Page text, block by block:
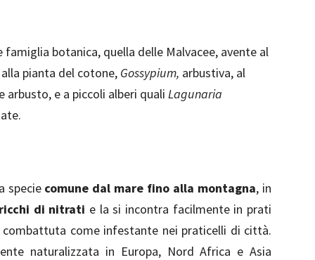
botanica, quella delle Malvacee, avente al
pianta del cotone, Gossypium, arbustiva, al
arbusto, e a piccoli alberi quali Lagunaria
specie comune dal mare fino alla montagna, in
di nitrati e la si incontra facilmente in prati
come infestante nei praticelli di città.
naturalizzata in Europa, Nord Africa e Asia